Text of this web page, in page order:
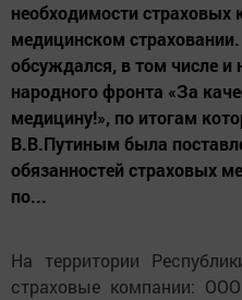
необходимости страховых
медицинском
обсуждался, в том числе
народного фронта «За
медицину!», по итогам
В.В.Путиным была
обязанностей страховых
по...
На территории
страховые компании: